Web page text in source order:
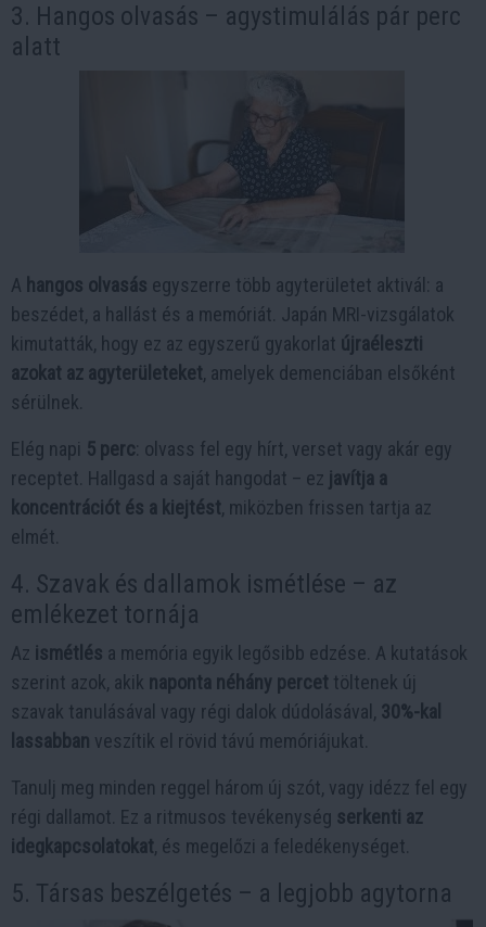
3. Hangos olvasás – agystimulálás pár perc
alatt
A hangos olvasás egyszerre több agyterületet aktivál: a
beszédet, a hallást és a memóriát. Japán MRI-vizsgálatok
kimutatták, hogy ez az egyszerű gyakorlat újraéleszti
azokat az agyterületeket, amelyek demenciában elsőként
sérülnek.
Elég napi 5 perc : olvass fel egy hírt, verset vagy akár egy
receptet. Hallgasd a saját hangodat – ez javítja a
koncentrációt és a kiejtést, miközben frissen tartja az
elmét.
4. Szavak és dallamok ismétlése – az
emlékezet tornája
Az ismétlés a memória egyik legősibb edzése. A kutatások
szerint azok, akik naponta néhány percet töltenek új
szavak tanulásával vagy régi dalok dúdolásával, 30%-kal
lassabban veszítik el rövid távú memóriájukat.
Tanulj meg minden reggel három új szót, vagy idézz fel egy
régi dallamot. Ez a ritmusos tevékenység serkenti az
idegkapcsolatokat, és megelőzi a feledékenységet.
5. Társas beszélgetés – a legjobb agytorna